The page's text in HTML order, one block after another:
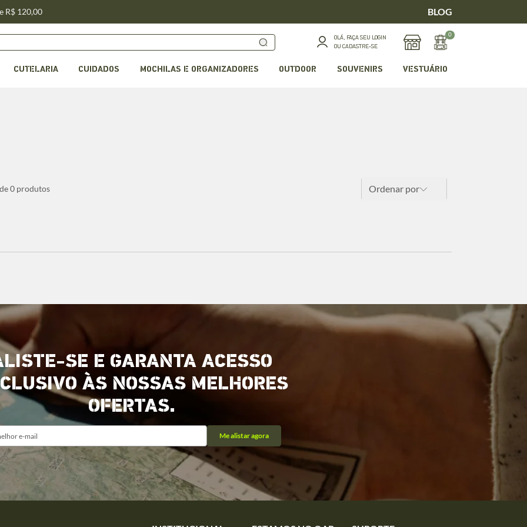
R$ 120,00 BLOG
OLÁ, FAÇA SEU LOGIN
OU CADASTRE-SE
0
CUTELARIA CUIDADOS MOCHILAS E ORGANIZADORES OUTDOOR SOUVENIRS VESTUÁRIO
0 produtos Ordenar por
SE E GARANTA ACESSO
ÀS NOSSAS MELHORES
OFERTAS.
Me alistar agora